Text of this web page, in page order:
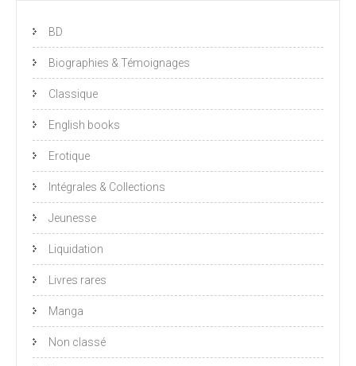
BD
Biographies & Témoignages
Classique
English books
Erotique
Intégrales & Collections
Jeunesse
Liquidation
Livres rares
Manga
Non classé